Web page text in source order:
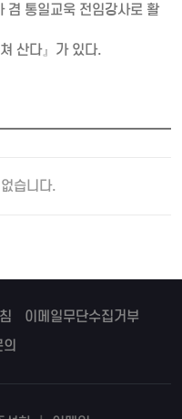
겸 통일교욱 전임강사로 활
산다』가 있다.
습니다.
이메일무단수집거부